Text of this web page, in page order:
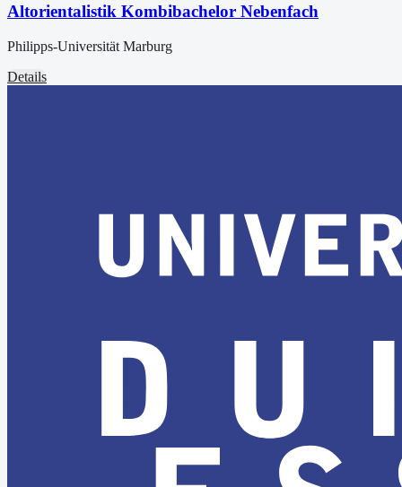
Altorientalistik Kombibachelor Nebenfach
Philipps-Universität Marburg
Details